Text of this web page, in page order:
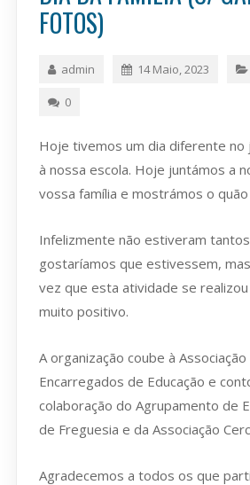
FOTOS)
admin 14 Maio, 2023
0
Hoje tivemos um dia diferente
à nossa escola. Hoje juntámos a
vossa família e mostrámos o
Infelizmente não estiveram
gostaríamos que estivessem,
vez que esta atividade se realizou
muito positivo.
A organização coube à
Encarregados de Educação e
colaboração do Agrupamento de
de Freguesia e da Associação
Agradecemos a todos os que